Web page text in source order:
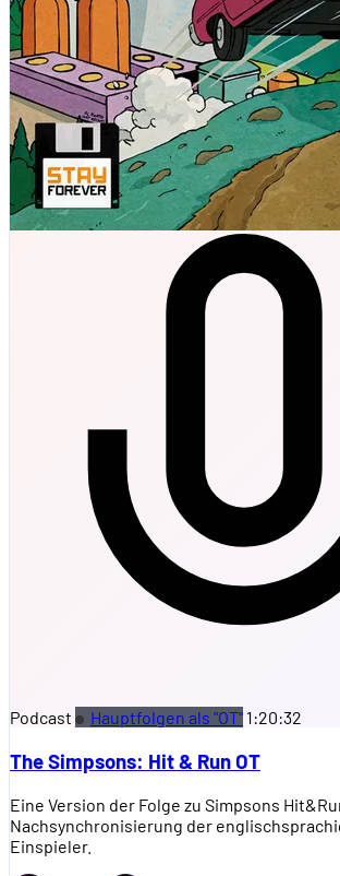
Podcast Hauptfolgen als "OT" 1:20:32
The Simpsons: Hit & Run OT
Eine Version der Folge zu Simpsons
Nachsynchronisierung der
Einspieler.